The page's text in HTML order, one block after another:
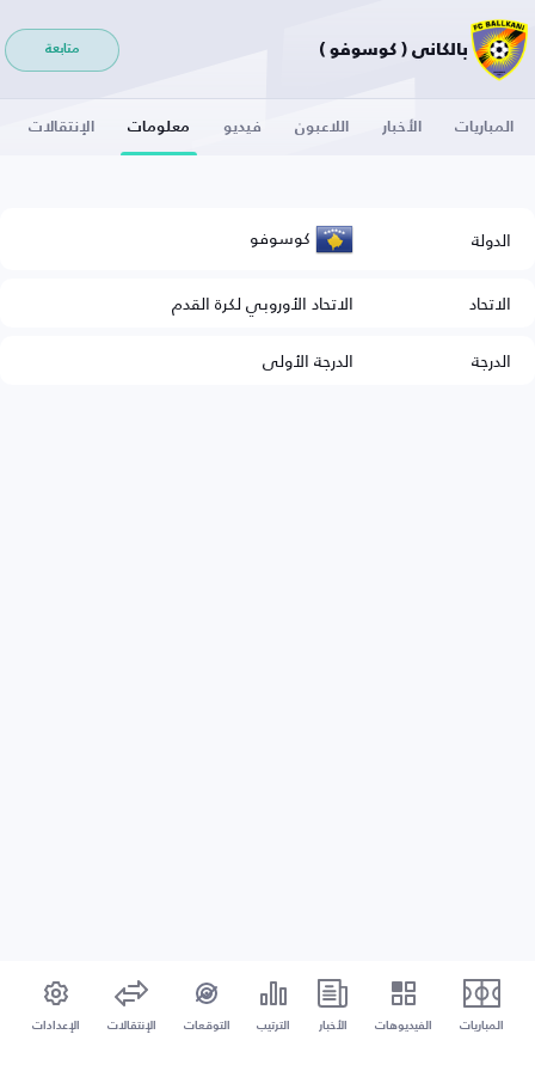
بالكاني ( كوسوفو ) متابعة
المباريات الأخبار اللاعبون فيديو معلومات الإنتقالات
الدولة كوسوفو
الاتحاد
الاتحاد الأوروبي لكرة القدم
الدرجة
الدرجة الأولى
المباريات الفيديوهات الأخبار الترتيب التوقعات الإنتقالات الإعدادات